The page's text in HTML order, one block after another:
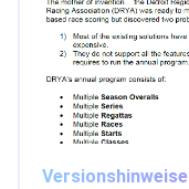
Versionshinweise